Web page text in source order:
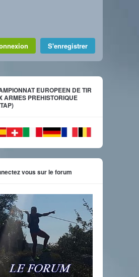
S'enregistrer
EUROPEEN DE TIR
ARMES PREHISTORIQUE
vous sur le forum